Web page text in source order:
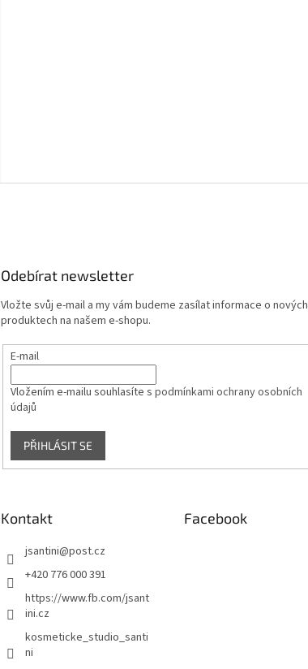
Odebírat newsletter
Vložte svůj e-mail a my vám budeme zasílat informace o nových
produktech na našem e-shopu.
E-mail
Vložením e-mailu souhlasíte s podmínkami ochrany osobních
údajů
PŘIHLÁSIT SE
Kontakt
jsantini@post.cz
+420 776 000 391
https://www.fb.com/jsant
ini.cz
kosmeticke_studio_santi
ni
Facebook